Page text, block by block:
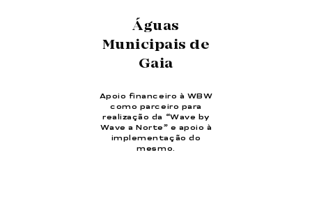
Águas
Municipais de
Gaia
Apoio financeiro à WBW
como parceiro para
realização da “Wave by
Wave a Norte” e apoio à
implementação do
mesmo.